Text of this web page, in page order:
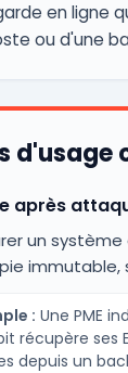
en ligne
ou d'une
d'usage
après
un
immutable,
: Une PME
récupère ses
depuis un